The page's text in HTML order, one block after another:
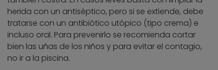
herida con un antiséptico, pero si se extiende, debe
tratarse con un antibiótico utópico (tipo crema) e
incluso oral. Para prevenirlo se recomienda cortar
bien las uñas de los niños y para evitar el contagio,
no ir a la piscina.